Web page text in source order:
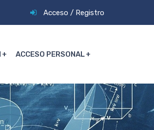
Acceso / Registro
ACCESO PERSONAL